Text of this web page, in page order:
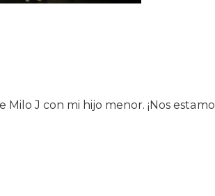
J con mi hijo menor. ¡Nos